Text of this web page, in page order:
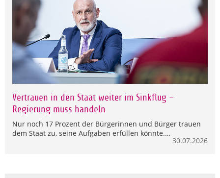
Vertrauen in den Staat weiter im Sinkflug –
Regierung muss handeln
Nur noch 17 Prozent der Bürgerinnen und Bürger trauen
dem Staat zu, seine Aufgaben erfüllen könnte.…
30.07.2026